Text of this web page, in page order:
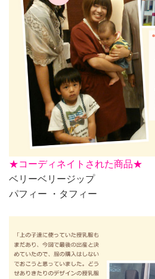
★コーディネイトされた商品★
ベリーベリージップ
パフィー ・タフィー